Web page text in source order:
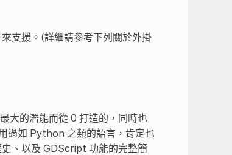
支援。(詳細請參考下列關於外掛
大的潛能而從 0 打造的，同時也
過如 Python 之類的語言，肯定也
、以及 GDScript 功能的完整簡